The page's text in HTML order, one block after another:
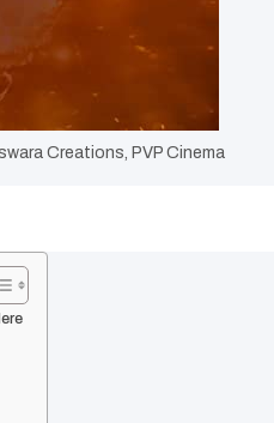
Creations, PVP Cinema